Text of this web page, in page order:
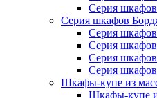
Серия
Серия шкафов
Серия
Серия
Серия
Серия
Шкафы-купе из
Шкафы-купе